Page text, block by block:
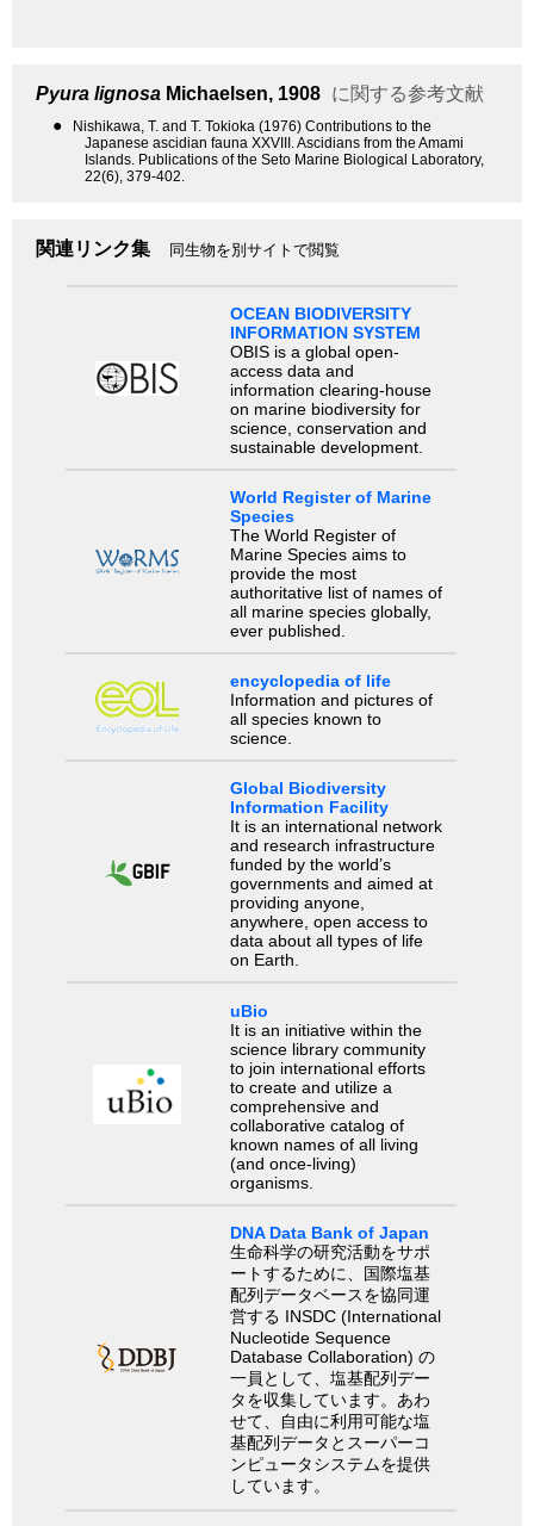
Pyura lignosa Michaelsen, 1908 に関する参考文献
●
Nishikawa, T. and T. Tokioka (1976) Contributions to the
Japanese ascidian fauna XXVIII. Ascidians from the Amami
Islands. Publications of the Seto Marine Biological Laboratory,
22(6), 379-402.
関連リンク集 同生物を別サイトで閲覧
OCEAN BIODIVERSITY
INFORMATION SYSTEM
OBIS is a global open-
access data and
information clearing-house
on marine biodiversity for
science, conservation and
sustainable development.
World Register of Marine
Species
The World Register of
Marine Species aims to
provide the most
authoritative list of names of
all marine species globally,
ever published.
encyclopedia of life
Information and pictures of
all species known to
science.
Global Biodiversity
Information Facility
It is an international network
and research infrastructure
funded by the world’s
governments and aimed at
providing anyone,
anywhere, open access to
data about all types of life
on Earth.
uBio
It is an initiative within the
science library community
to join international efforts
to create and utilize a
comprehensive and
collaborative catalog of
known names of all living
(and once-living)
organisms.
DNA Data Bank of Japan
生命科学の研究活動をサポ
ートするために、国際塩基
配列データベースを協同運
営する INSDC (International
Nucleotide Sequence
Database Collaboration) の
一員として、塩基配列デー
タを収集しています。あわ
せて、自由に利用可能な塩
基配列データとスーパーコ
ンピュータシステムを提供
しています。